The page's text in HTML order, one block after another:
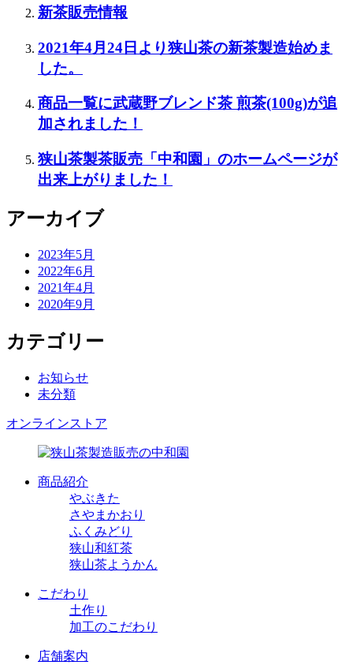
新茶販売情報
2021年4月24日より狭山茶の新茶製造始めま
した。
商品一覧に武蔵野ブレンド茶 煎茶(100g)が追
加されました！
狭山茶製茶販売「中和園」のホームページが
出来上がりました！
アーカイブ
2023年5月
2022年6月
2021年4月
2020年9月
カテゴリー
お知らせ
未分類
オンラインストア
商品紹介
やぶきた
さやまかおり
ふくみどり
狭山和紅茶
狭山茶ようかん
こだわり
土作り
加工のこだわり
店舗案内